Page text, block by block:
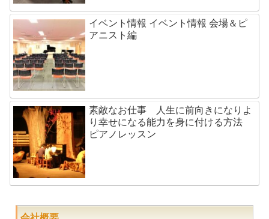
イベント情報 イベント情報 会場＆ピ
アニスト編
素敵なお仕事 人生に前向きになりよ
り幸せになる能力を身に付ける方法
ピアノレッスン